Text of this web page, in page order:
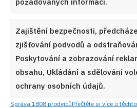
Zajištění bezpečnosti,
zjišťování podvodů a
Poskytování a zobrazování
obsahu, Ukládání a sdělování
ochrany osobních údajů.
Správa 1808 prodejcůPřečtěte si více o